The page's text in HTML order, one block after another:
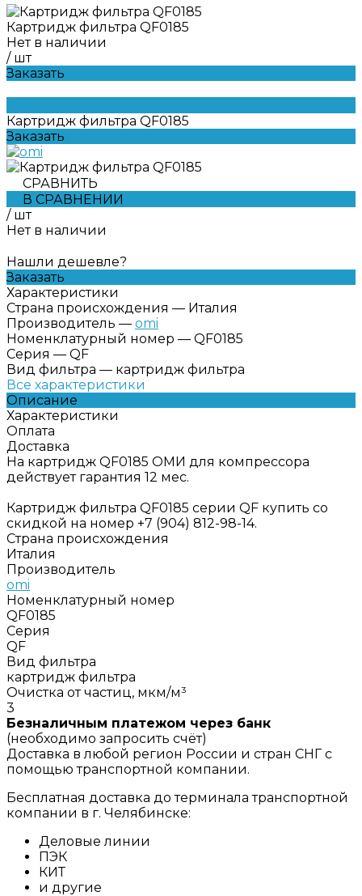
Картридж фильтра QF0185
Нет в наличии
/ шт
Заказать
Картридж фильтра QF0185
Заказать
СРАВНИТЬ
В СРАВНЕНИИ
/ шт
Нет в наличии
Нашли дешевле?
Заказать
Характеристики
Страна происхождения — Италия
Производитель — omi
Номенклатурный номер — QF0185
Серия — QF
Вид фильтра — картридж фильтра
Все характеристики
Описание
Характеристики
Оплата
Доставка
На картридж QF0185 ОМИ для компрессора
действует гарантия 12 мес.
Картридж фильтра QF0185 серии QF купить со
скидкой на номер +7 (904) 812-98-14.
Страна происхождения
Италия
Производитель
omi
Номенклатурный номер
QF0185
Серия
QF
Вид фильтра
картридж фильтра
Очистка от частиц, мкм/м³
3
Безналичным платежом через банк
(необходимо запросить счёт)
Доставка в любой регион России и стран СНГ с
помощью транспортной компании.
Бесплатная доставка до терминала транспортной
компании в г. Челябинске:
Деловые линии
ПЭК
КИТ
и другие